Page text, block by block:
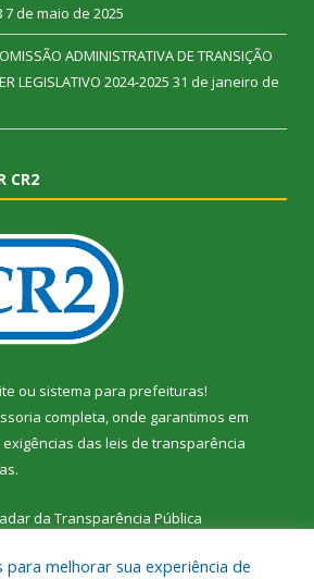
7 de maio de 2025
ADMINISTRATIVA DE TRANSIÇÃO
LEGISLATIVO 2024-2025 31 de janeiro de
CR2
ou sistema para prefeituras!
completa, onde garantimos em
das leis de transparência
da Transparência Pública
para melhorar sua experiência de